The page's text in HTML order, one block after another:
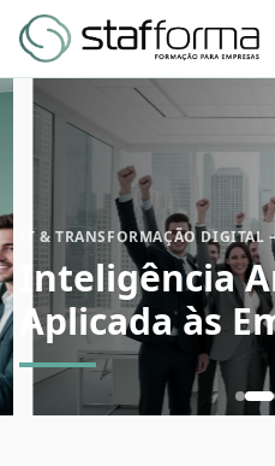
IT & TRANSFORMAÇÃO DIGITAL
Inteligência
Aplicada às